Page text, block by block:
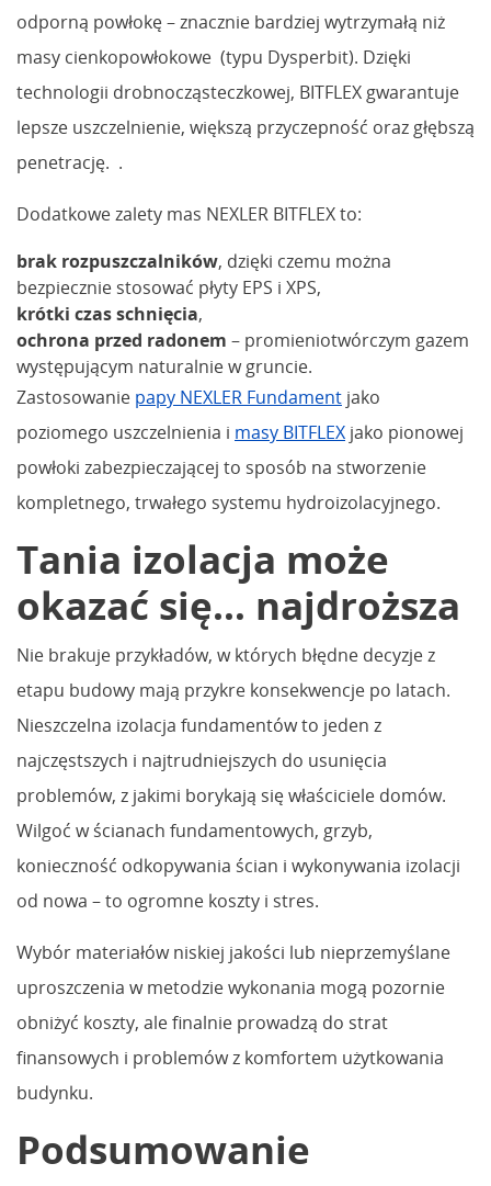
odporną powłokę – znacznie bardziej wytrzymałą niż
masy cienkopowłokowe (typu Dysperbit). Dzięki
technologii drobnocząsteczkowej, BITFLEX gwarantuje
lepsze uszczelnienie, większą przyczepność oraz głębszą
penetrację. .
Dodatkowe zalety mas NEXLER BITFLEX to:
brak rozpuszczalników, dzięki czemu można
bezpiecznie stosować płyty EPS i XPS,
krótki czas schnięcia,
ochrona przed radonem – promieniotwórczym gazem
występującym naturalnie w gruncie.
Zastosowanie papy NEXLER Fundament jako
poziomego uszczelnienia i masy BITFLEX jako pionowej
powłoki zabezpieczającej to sposób na stworzenie
kompletnego, trwałego systemu hydroizolacyjnego.
Tania izolacja może
okazać się… najdroższa
Nie brakuje przykładów, w których błędne decyzje z
etapu budowy mają przykre konsekwencje po latach.
Nieszczelna izolacja fundamentów to jeden z
najczęstszych i najtrudniejszych do usunięcia
problemów, z jakimi borykają się właściciele domów.
Wilgoć w ścianach fundamentowych, grzyb,
konieczność odkopywania ścian i wykonywania izolacji
od nowa – to ogromne koszty i stres.
Wybór materiałów niskiej jakości lub nieprzemyślane
uproszczenia w metodzie wykonania mogą pozornie
obniżyć koszty, ale finalnie prowadzą do strat
finansowych i problemów z komfortem użytkowania
budynku.
Podsumowanie